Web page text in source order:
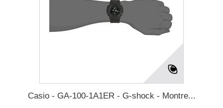
Casio - GA-100-1A1ER - G-shock - Montre...